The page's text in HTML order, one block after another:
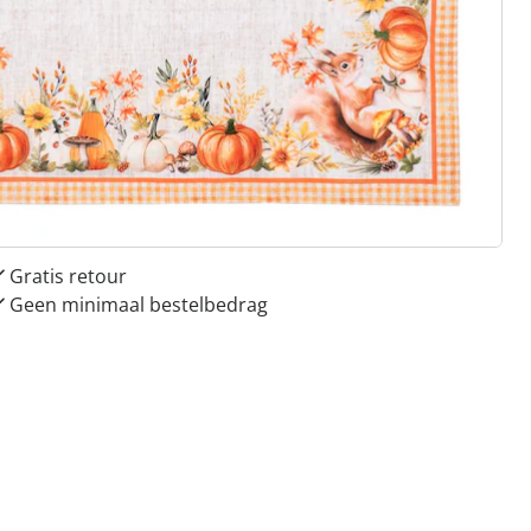
voor
& Comfort”
Gratis kopen op rekening
Gratis retour
Geen minimaal bestelbedrag